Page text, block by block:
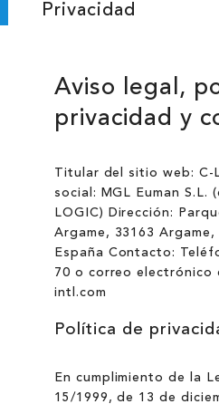
Privacidad
Aviso legal,
privacidad y
Titular del sitio web: C-
social: MGL Euman S.L.
LOGIC) Dirección:
Argame, 33163
España Contacto:
70 o correo electrónico
intl.com
Política de
En cumplimiento de la
15/1999, de 13 de